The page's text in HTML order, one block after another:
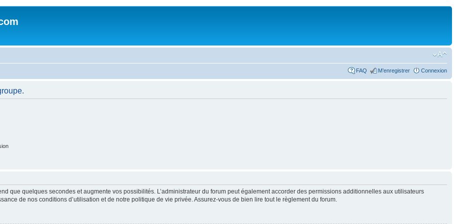
FAQ M’enregistrer Connexion
que quelques secondes et augmente vos possibilités. L’administrateur du forum peut également accorder des permissions additionnelles aux utilisateurs
de nos conditions d’utilisation et de notre politique de vie privée. Assurez-vous de bien lire tout le règlement du forum.